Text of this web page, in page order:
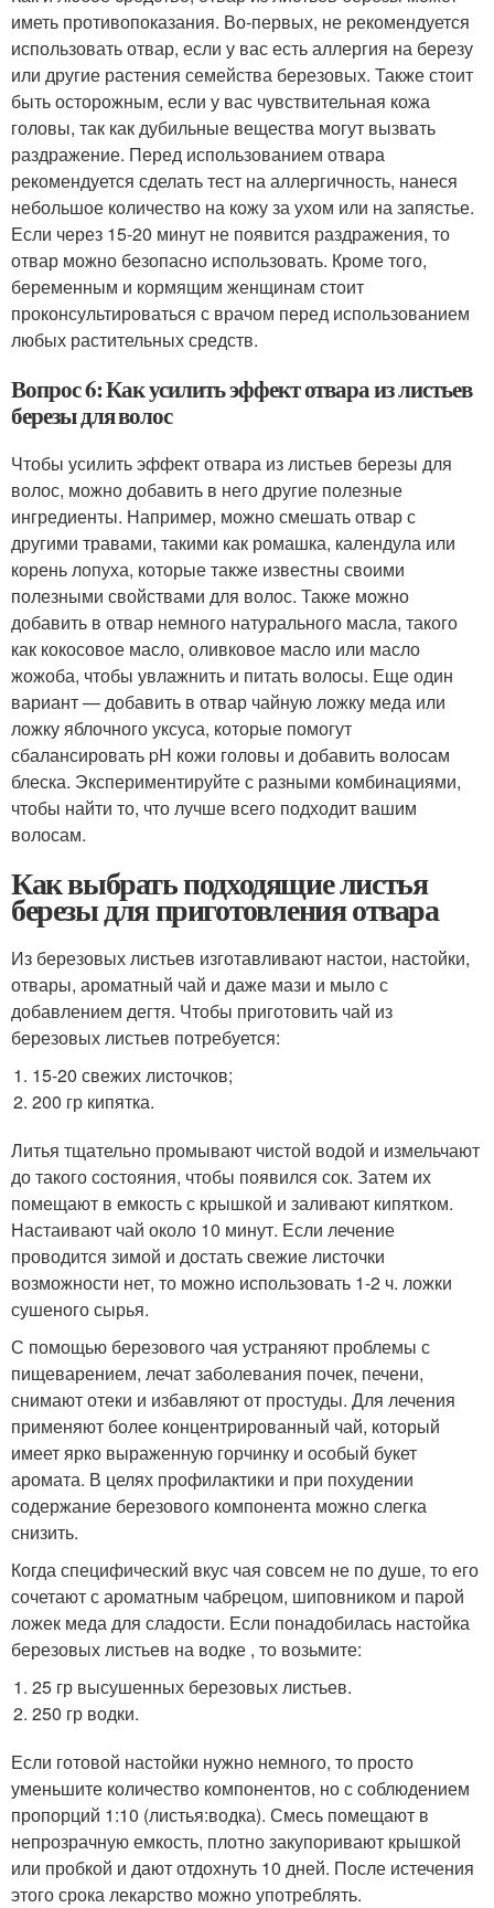
иметь противопоказания. Во-первых, не рекомендуется
использовать отвар, если у вас есть аллергия на березу
или другие растения семейства березовых. Также стоит
быть осторожным, если у вас чувствительная кожа
головы, так как дубильные вещества могут вызвать
раздражение. Перед использованием отвара
рекомендуется сделать тест на аллергичность, нанеся
небольшое количество на кожу за ухом или на запястье.
Если через 15-20 минут не появится раздражения, то
отвар можно безопасно использовать. Кроме того,
беременным и кормящим женщинам стоит
проконсультироваться с врачом перед использованием
любых растительных средств.
Вопрос 6: Как усилить эффект отвара из листьев
березы для волос
Чтобы усилить эффект отвара из листьев березы для
волос, можно добавить в него другие полезные
ингредиенты. Например, можно смешать отвар с
другими травами, такими как ромашка, календула или
корень лопуха, которые также известны своими
полезными свойствами для волос. Также можно
добавить в отвар немного натурального масла, такого
как кокосовое масло, оливковое масло или масло
жожоба, чтобы увлажнить и питать волосы. Еще один
вариант — добавить в отвар чайную ложку меда или
ложку яблочного уксуса, которые помогут
сбалансировать pH кожи головы и добавить волосам
блеска. Экспериментируйте с разными комбинациями,
чтобы найти то, что лучше всего подходит вашим
волосам.
Как выбрать подходящие листья
березы для приготовления отвара
Из березовых листьев изготавливают настои, настойки,
отвары, ароматный чай и даже мази и мыло с
добавлением дегтя. Чтобы приготовить чай из
березовых листьев потребуется:
15-20 свежих листочков;
200 гр кипятка.
Литья тщательно промывают чистой водой и измельчают
до такого состояния, чтобы появился сок. Затем их
помещают в емкость с крышкой и заливают кипятком.
Настаивают чай около 10 минут. Если лечение
проводится зимой и достать свежие листочки
возможности нет, то можно использовать 1-2 ч. ложки
сушеного сырья.
С помощью березового чая устраняют проблемы с
пищеварением, лечат заболевания почек, печени,
снимают отеки и избавляют от простуды. Для лечения
применяют более концентрированный чай, который
имеет ярко выраженную горчинку и особый букет
аромата. В целях профилактики и при похудении
содержание березового компонента можно слегка
снизить.
Когда специфический вкус чая совсем не по душе, то его
сочетают с ароматным чабрецом, шиповником и парой
ложек меда для сладости. Если понадобилась настойка
березовых листьев на водке , то возьмите:
25 гр высушенных березовых листьев.
250 гр водки.
Если готовой настойки нужно немного, то просто
уменьшите количество компонентов, но с соблюдением
пропорций 1:10 (листья:водка). Смесь помещают в
непрозрачную емкость, плотно закупоривают крышкой
или пробкой и дают отдохнуть 10 дней. После истечения
этого срока лекарство можно употреблять.